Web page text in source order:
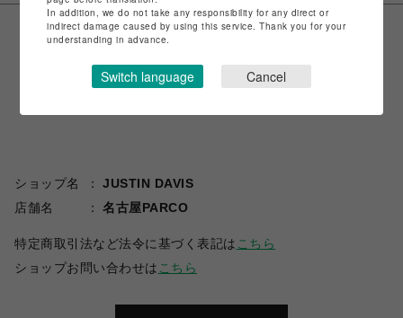
ショップ名
JUSTIN DAVIS
店舗名
名古屋PARCO
特定商取引法など法令に基づく表記は こちら
ショップお問い合わせは こちら
In addition, we do not take any responsibility for any direct or
indirect damage caused by using this service. Thank you for your
understanding in advance.
Switch language Cancel